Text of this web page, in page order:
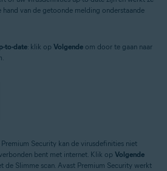
hand van de getoonde melding onderstaande
to-date: klik op Volgende om door te gaan naar
Premium Security kan de virusdefinities niet
bent met internet. Klik op Volgende
de Slimme scan. Avast Premium Security werkt